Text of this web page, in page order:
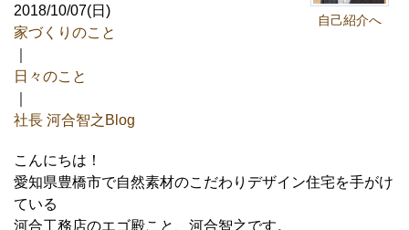
自己紹介へ
2018/10/07(日)
家づくりのこと
日々のこと
社長 河合智之Blog
こんにちは！
愛知県豊橋市で自然素材のこだわりデザイン住宅を手がけ
ている
河合工務店のエゴ殿こと、河合智之です。